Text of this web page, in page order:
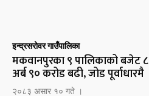
इन्द्रसरोवर गाउँपालिका
मकवानपुरका ९ पालिकाको बजेट ८
अर्ब ९० करोड बढी, जोड पूर्वाधारमै
२०८३ असार १० गते ।